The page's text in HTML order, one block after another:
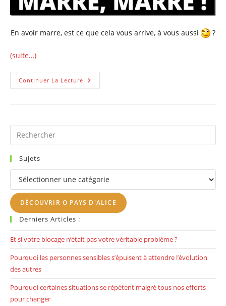
En avoir marre, est ce que cela vous arrive, à vous aussi ?
(suite…)
Continuer La Lecture Marre!
Je
Sujets
Sujets
DÉCOUVRIR O PAYS D'ALICE
Derniers Articles :
Et si votre blocage n’était pas votre véritable problème ?
Pourquoi les personnes sensibles s’épuisent à attendre l’évolution
des autres
Pourquoi certaines situations se répètent malgré tous nos efforts
pour changer